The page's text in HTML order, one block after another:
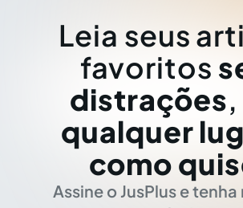
Leia seus
favoritos
distrações
qualquer
como
Assine o JusPlus e